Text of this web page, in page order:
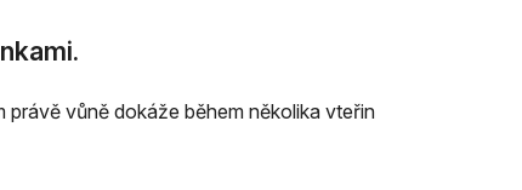
právě vůně dokáže během několika vteřin